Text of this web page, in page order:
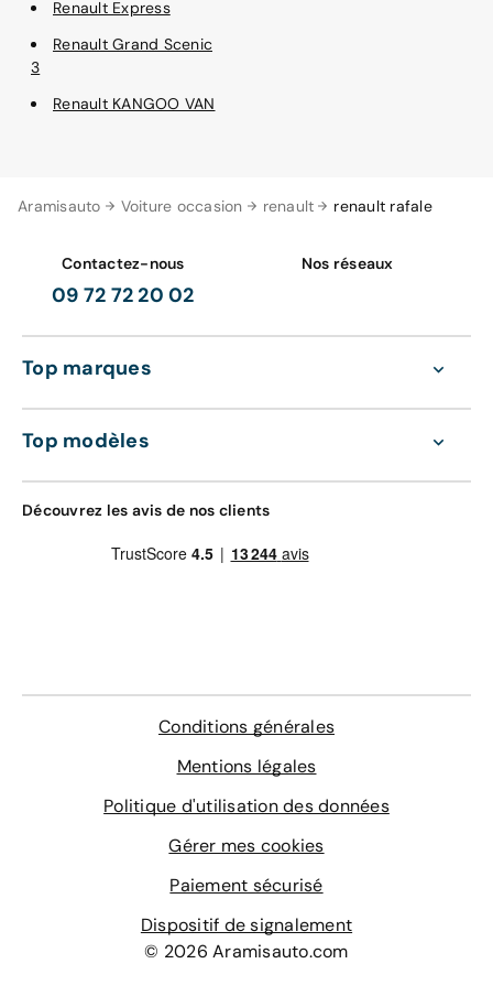
Aramisauto Voiture occasion renault renault rafale
Renault Express
Renault Grand Scenic
3
Renault KANGOO VAN
Contactez-nous
09 72 72 20 02
Nos réseaux
Top marques
Top modèles
Découvrez les avis de nos clients
Conditions générales
Mentions légales
Politique d'utilisation des données
Gérer mes cookies
Paiement sécurisé
Dispositif de signalement
© 2026 Aramisauto.com